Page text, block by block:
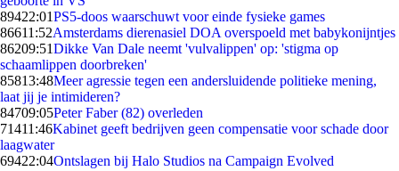
89422:01PS5-doos waarschuwt voor einde fysieke games
86611:52Amsterdams dierenasiel DOA overspoeld met babykonijntjes
86209:51Dikke Van Dale neemt 'vulvalippen' op: 'stigma op
schaamlippen doorbreken'
85813:48Meer agressie tegen een andersluidende politieke mening,
laat jij je intimideren?
84709:05Peter Faber (82) overleden
71411:46Kabinet geeft bedrijven geen compensatie voor schade door
laagwater
69422:04Ontslagen bij Halo Studios na Campaign Evolved